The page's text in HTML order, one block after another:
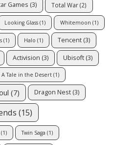
Games (3) Total War(2)
Looking Glass (1) Whitemoon (1)
(1) Halo (1) Tencent (3)
Activision (3) Ubisoft (3)
A Tale in the Desert (1)
(7) Dragon Nest (3)
(15)
(1) Twin Saga (1)